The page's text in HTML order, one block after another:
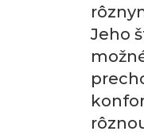
Jeho